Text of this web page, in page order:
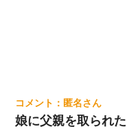
匿名
娘に父親を取られ